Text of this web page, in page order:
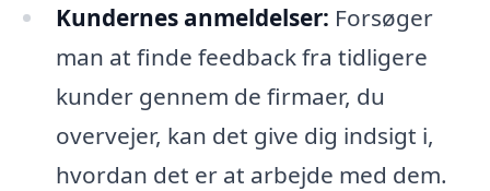
Kundernes anmeldelser: Forsøger
man at finde feedback fra tidligere
kunder gennem de firmaer, du
overvejer, kan det give dig indsigt i,
hvordan det er at arbejde med dem.